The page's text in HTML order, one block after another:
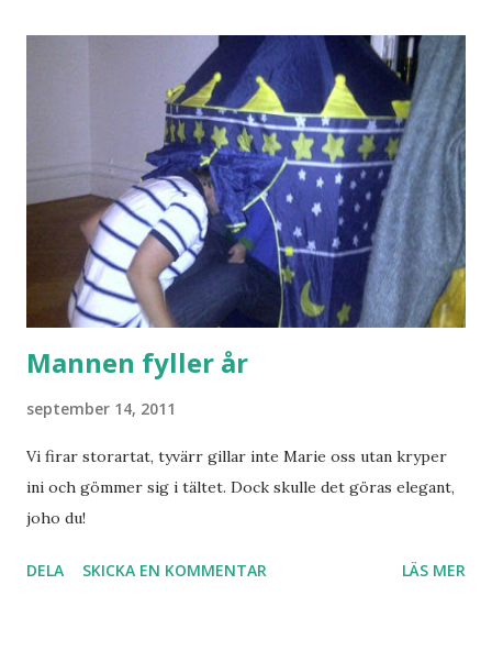
Mannen fyller år
september 14, 2011
Vi firar storartat, tyvärr gillar inte Marie oss utan kryper
ini och gömmer sig i tältet. Dock skulle det göras elegant,
joho du!
DELA SKICKA EN KOMMENTAR LÄS MER